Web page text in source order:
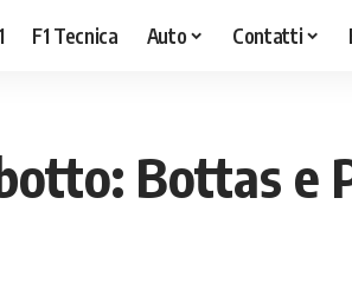
F1 Tecnica Auto Contatti
Bottas e